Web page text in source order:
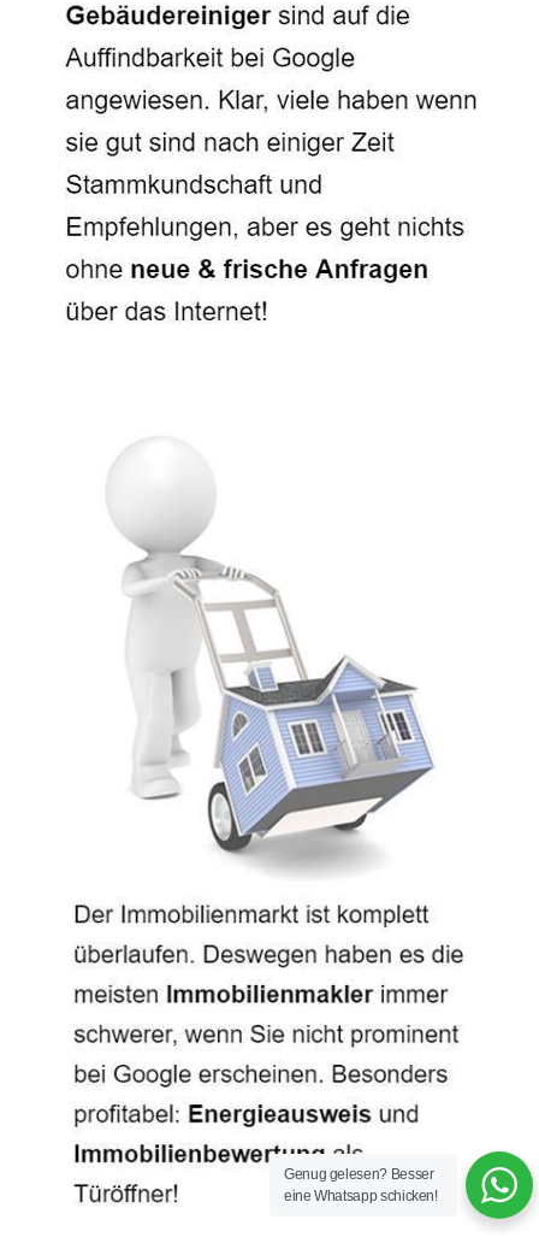
Genug gelesen? Besser
eine Whatsapp schicken!